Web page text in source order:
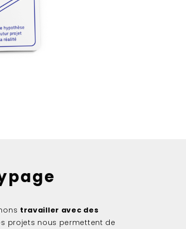
travailler avec des
projets nous permettent de